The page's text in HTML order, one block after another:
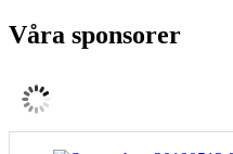
Våra sponsorer